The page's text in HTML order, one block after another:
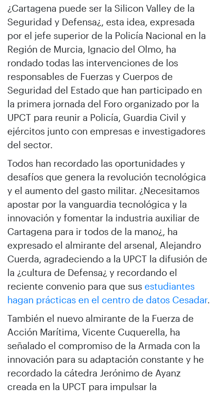
¿Cartagena puede ser la Silicon Valley de la
Seguridad y Defensa¿, esta idea, expresada
por el jefe superior de la Policía Nacional en la
Región de Murcia, Ignacio del Olmo, ha
rondado todas las intervenciones de los
responsables de Fuerzas y Cuerpos de
Seguridad del Estado que han participado en
la primera jornada del Foro organizado por la
UPCT para reunir a Policía, Guardia Civil y
ejércitos junto con empresas e investigadores
del sector.
Todos han recordado las oportunidades y
desafíos que genera la revolución tecnológica
y el aumento del gasto militar. ¿Necesitamos
apostar por la vanguardia tecnológica y la
innovación y fomentar la industria auxiliar de
Cartagena para ir todos de la mano¿, ha
expresado el almirante del arsenal, Alejandro
Cuerda, agradeciendo a la UPCT la difusión de
la ¿cultura de Defensa¿ y recordando el
reciente convenio para que sus estudiantes
hagan prácticas en el centro de datos Cesadar.
También el nuevo almirante de la Fuerza de
Acción Marítima, Vicente Cuquerella, ha
señalado el compromiso de la Armada con la
innovación para su adaptación constante y he
recordado la cátedra Jerónimo de Ayanz
creada en la UPCT para impulsar la